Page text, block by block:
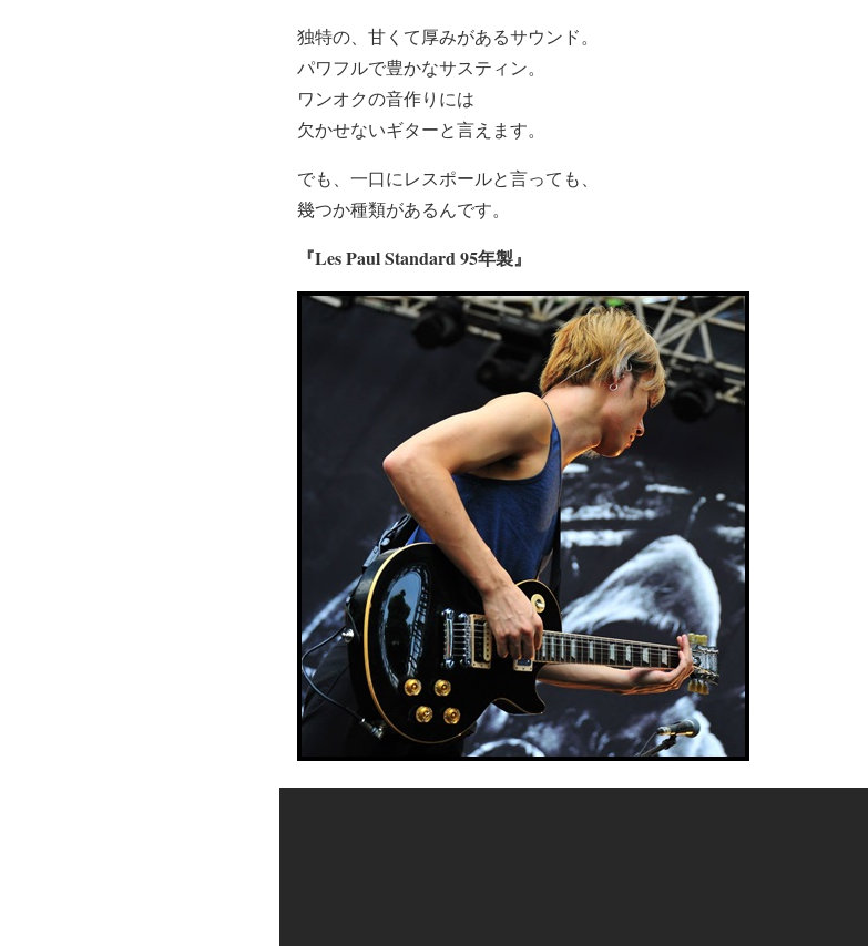
独特の、甘くて厚みがあるサウンド。
パワフルで豊かなサスティン。
ワンオクの音作りには
欠かせないギターと言えます。
でも、一口にレスポールと言っても、
幾つか種類があるんです。
『Les Paul Standard 95年製』